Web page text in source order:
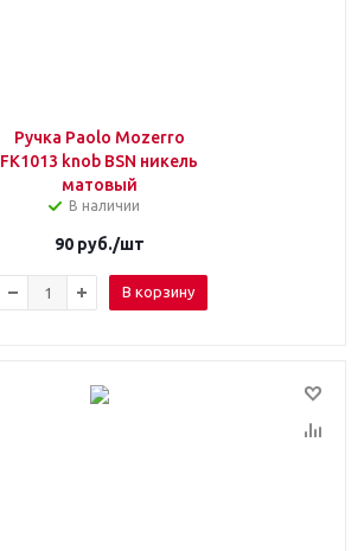
Ручка Paolo Mozerro
FK1013 knob BSN никель
матовый
В наличии
90руб./шт
В корзину